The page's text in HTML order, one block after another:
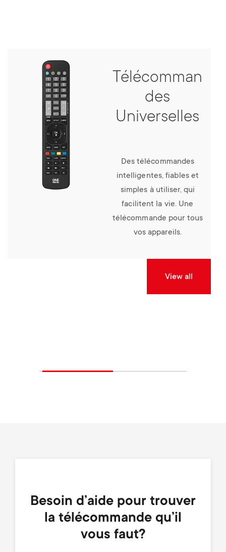
Télécomman
des
Universelles
Des télécommandes
intelligentes, fiables et
simples à utiliser, qui
facilitent la vie. Une
télécommande pour tous
vos appareils.
View all
Besoin d’aide pour trouver
la télécommande qu’il
vous faut?